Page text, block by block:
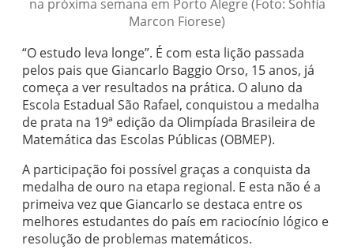
na próxima semana em Porto Alegre (Foto: Sohfia
Marcon Fiorese)
“O estudo leva longe”. É com esta lição passada
pelos pais que Giancarlo Baggio Orso, 15 anos, já
começa a ver resultados na prática. O aluno da
Escola Estadual São Rafael, conquistou a medalha
de prata na 19ª edição da Olimpíada Brasileira de
Matemática das Escolas Públicas (OBMEP).
A participação foi possível graças a conquista da
medalha de ouro na etapa regional. E esta não é a
primeiva vez que Giancarlo se destaca entre os
melhores estudantes do país em raciocínio lógico e
resolução de problemas matemáticos.